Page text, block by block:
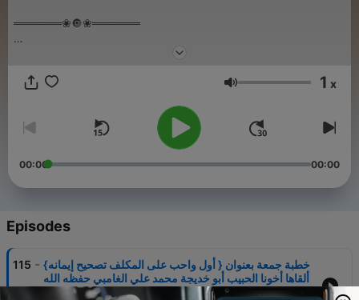
══════❀🔘❀══════
🔻 TELEGRAM
🔻 FACEBOOK
https://www.facebook.com/Salafideguinee
https://www.youtube.com/Salafisdeguinee
Volume 1 x
00:00 00:00
Episodes
115 - خطبة جمعة بعنوان { أول واحب على المكلف تصحيح إيمانه}
ألقاها أخونا الحبيب أبو خديجة محمد علي الغامبي حفظه الله
تعالى